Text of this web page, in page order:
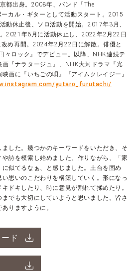
都出身。2008年、バンド「The
ーカル・ギターとして活動スタート。2015
動休止後、ソロ活動を開始。2017年3月、
2021年6月に活動休止し、2022年2月22日
め再開。2024年2月22日に解散。俳優と
々ロック』でデビュー。以降、NHK連続テ
『ナラタージュ』、NHK大河ドラマ『光
画に『いちごの唄』『アイムクレイジー』
yutaro_furutachi/
した。幾つかのキーワードをいただき、そ
や詩を模索し始めました。作りながら、「家
似てるなぁ、と感じました。土台を固め
思いのこだわりを構築していく。形になっ
ドキしたり、時に意見が割れて揉めたり。
でも大切にしていようと思いました。皆さ
りますように。
ド